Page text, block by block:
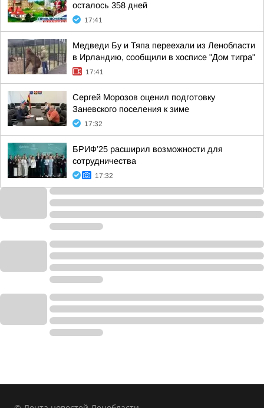
осталось 358 дней
17:41
Медведи Бу и Тяпа переехали из Ленобласти
в Ирландию, сообщили в хосписе "Дом тигра"
17:41
Сергей Морозов оценил подготовку
Заневского поселения к зиме
17:32
БРИФ’25 расширил возможности для
сотрудничества
17:32